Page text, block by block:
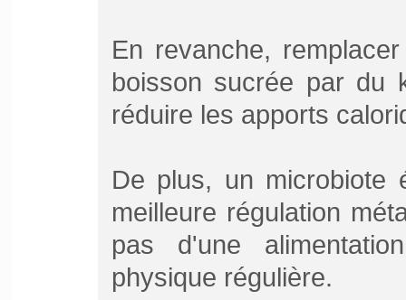
En revanche,
boisson sucrée par du
réduire les apports
De plus, un microbiote
meilleure régulation
pas d'une
physique régulière.